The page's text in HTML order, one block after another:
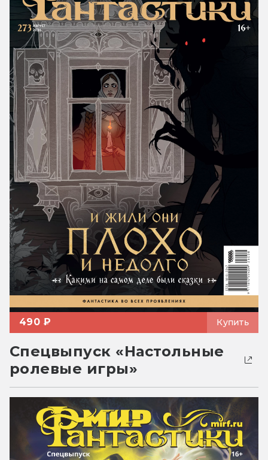
490 ₽ Купить
Спецвыпуск «Настольные
ролевые игры»